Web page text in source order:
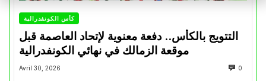
كأس الكونفدرالية
التتويج بالكأس.. دفعة معنوية لإتحاد العاصمة قبل
موقعة الزمالك في نهائي الكونفدرالية
Avril 30, 2026 0